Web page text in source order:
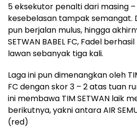
5 eksekutor penalti dari masing
kesebelasan tampak semangat.
pun berjalan mulus, hingga
SETWAN BABEL FC, Fadel
lawan sebanyak tiga kali.
Laga ini pun dimenangkan oleh
FC dengan skor 3 – 2 atas tuan
ini membawa TIM SETWAN laik
berikutnya, yakni antara AIR
(red)